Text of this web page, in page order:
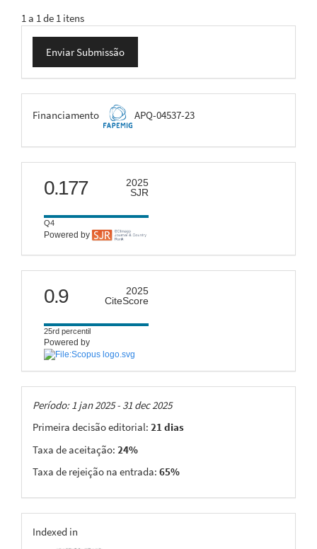
1 a 1 de 1 itens
Enviar
Submissão
Enviar Submissão
FAPEMIG
Financiamento APQ-04537-23
scimago
0.177
2025
SJR
Q4
Powered by
citescore
0.9
2025
CiteScore
25rd percentil
Powered by
Taxas
Período: 1 jan 2025 - 31 dec 2025
Primeira decisão editorial: 21 dias
Taxa de aceitação: 24%
Taxa de rejeição na entrada: 65%
indexing
Indexed in